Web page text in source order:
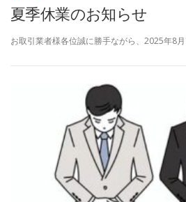
夏季休業のお知らせ
お取引業者様各位誠に勝手ながら、2025年8